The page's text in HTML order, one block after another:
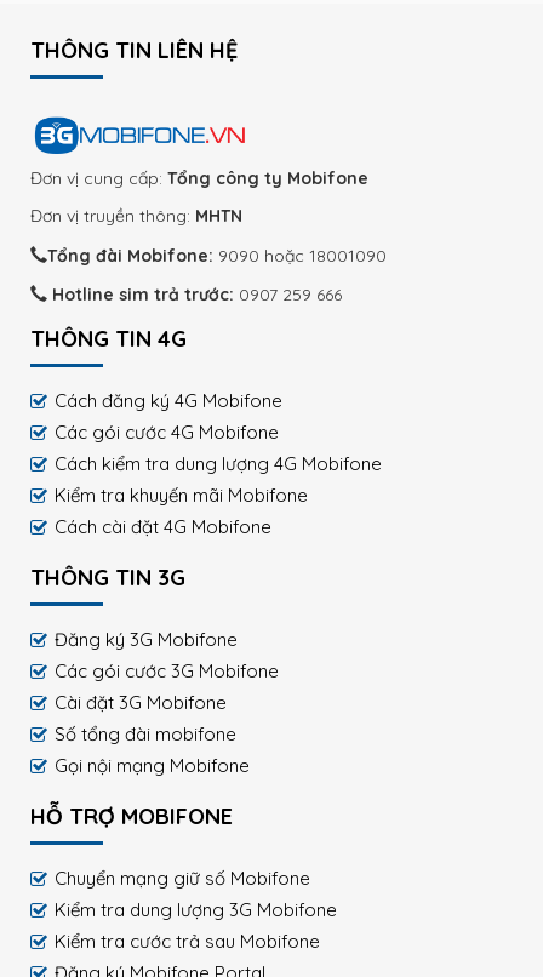
THÔNG TIN LIÊN HỆ
Đơn vị cung cấp: Tổng công ty Mobifone
Đơn vị truyền thông: MHTN
Tổng đài Mobifone: 9090 hoặc 18001090
Hotline sim trả trước: 0907 259 666
THÔNG TIN 4G
Cách đăng ký 4G Mobifone
Các gói cước 4G Mobifone
Cách kiểm tra dung lượng 4G Mobifone
Kiểm tra khuyến mãi Mobifone
Cách cài đặt 4G Mobifone
THÔNG TIN 3G
Đăng ký 3G Mobifone
Các gói cước 3G Mobifone
Cài đặt 3G Mobifone
Số tổng đài mobifone
Gọi nội mạng Mobifone
HỖ TRỢ MOBIFONE
Chuyển mạng giữ số Mobifone
Kiểm tra dung lượng 3G Mobifone
Kiểm tra cước trả sau Mobifone